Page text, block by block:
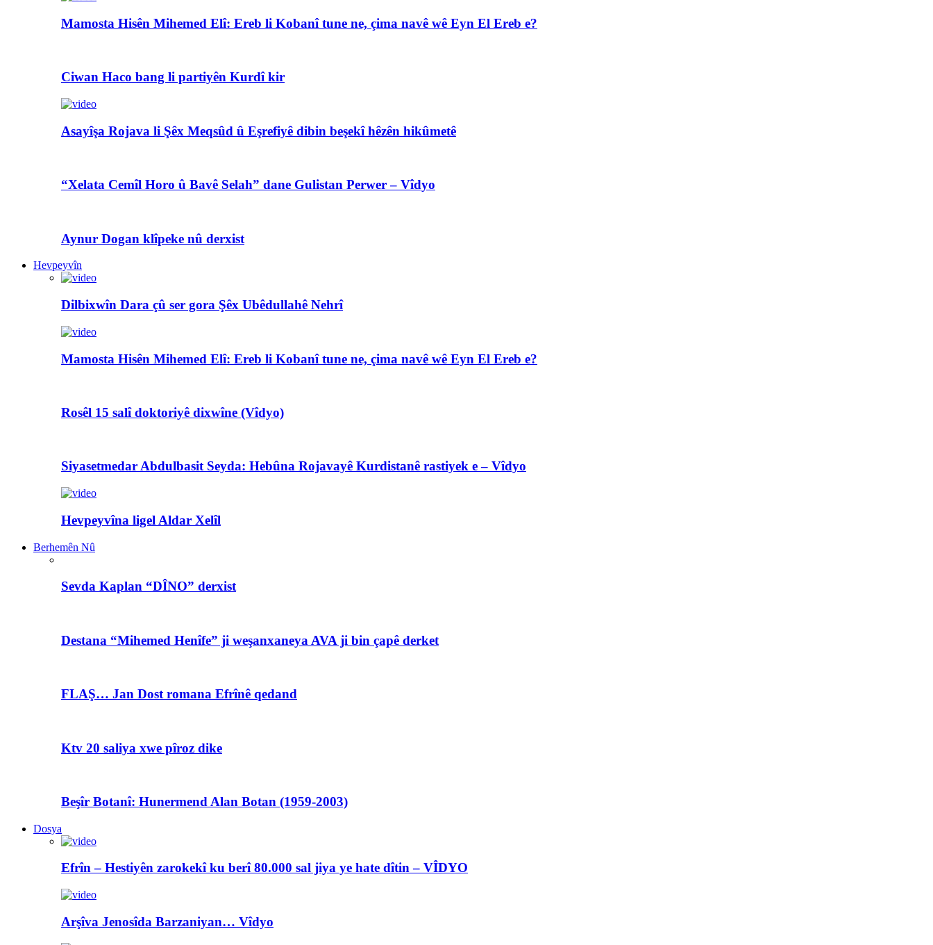
Mamosta Hisên Mihemed Elî: Ereb li Kobanî tune ne, çima navê wê Eyn El Ereb e?
Ciwan Haco bang li partiyên Kurdî kir
Asayîşa Rojava li Şêx Meqsûd û Eşrefiyê dibin beşekî hêzên hikûmetê
“Xelata Cemîl Horo û Bavê Selah” dane Gulistan Perwer – Vîdyo
Aynur Dogan klîpeke nû derxist
Hevpeyvîn
Dilbixwîn Dara çû ser gora Şêx Ubêdullahê Nehrî
Mamosta Hisên Mihemed Elî: Ereb li Kobanî tune ne, çima navê wê Eyn El Ereb e?
Rosêl 15 salî doktoriyê dixwîne (Vîdyo)
Siyasetmedar Abdulbasit Seyda: Hebûna Rojavayê Kurdistanê rastiyek e – Vîdyo
Hevpeyvîna ligel Aldar Xelîl
Berhemên Nû
Sevda Kaplan “DÎNO” derxist
Destana “Mihemed Henîfe” ji weşanxaneya AVA ji bin çapê derket
FLAŞ… Jan Dost romana Efrînê qedand
Ktv 20 saliya xwe pîroz dike
Beşîr Botanî: Hunermend Alan Botan (1959-2003)
Dosya
Efrîn – Hestiyên zarokekî ku berî 80.000 sal jiya ye hate dîtin – VÎDYO
Arşîva Jenosîda Barzaniyan… Vîdyo